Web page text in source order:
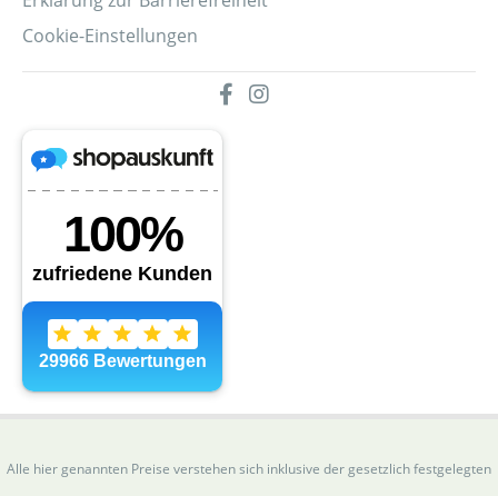
Cookie-Einstellungen
Alle hier genannten Preise verstehen sich inklusive der gesetzlich festgelegten